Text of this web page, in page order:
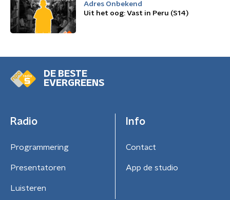
Adres Onbekend
Uit het oog: Vast in Peru (S14)
DE BESTE
EVERGREENS
Radio
Programmering
Presentatoren
Luisteren
Info
Contact
App de studio